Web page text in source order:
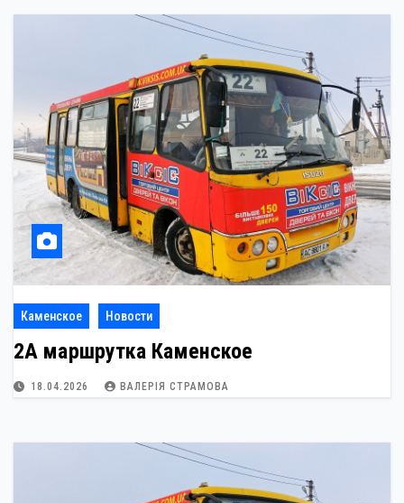
Каменское Новости
2А маршрутка Каменское
18.04.2026 ВАЛЕРІЯ СТРАМОВА